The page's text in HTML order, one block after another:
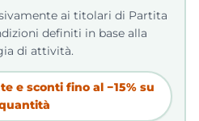
ai titolari di Partita
definiti in base alla
di attività.
e sconti fino al −15% su